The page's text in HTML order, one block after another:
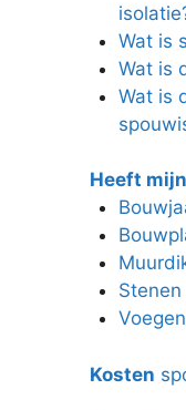
Wat is
Wat is
Wat is
Heeft
Stenen
Voegen
Kosten